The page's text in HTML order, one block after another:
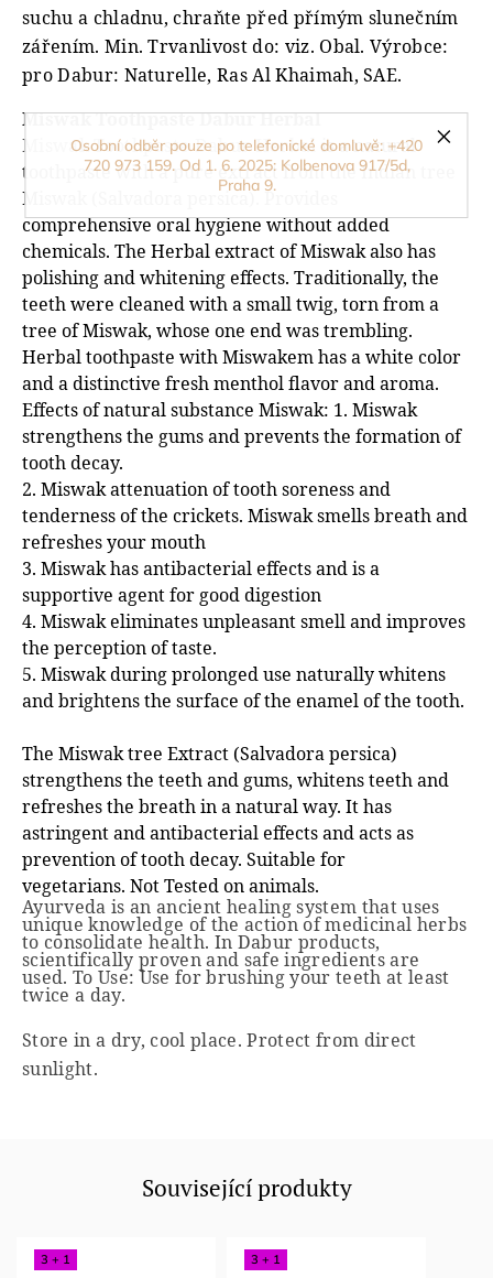
Osobní odběr pouze po telefonické domluvě: +420
720 973 159. Od 1. 6. 2025: Kolbenova 917/5d,
Praha 9.
suchu a chladnu, chraňte před přímým slunečním
zářením. Min. Trvanlivost do: viz. Obal. Výrobce:
pro Dabur: Naturelle, Ras Al Khaimah, SAE.
Miswak Toothpaste Dabur Herbal
Miswak Toothpaste Dabur Herbalis a natural
toothpaste with a pure extract from the Indian tree
Miswak (Salvadora persica). Provides
comprehensive oral hygiene without added
chemicals. The Herbal extract of Miswak also has
polishing and whitening effects. Traditionally, the
teeth were cleaned with a small twig, torn from a
tree of Miswak, whose one end was trembling.
Herbal toothpaste with Miswakem has a white color
and a distinctive fresh menthol flavor and aroma.
Effects of natural substance Miswak: 1. Miswak
strengthens the gums and prevents the formation of
tooth decay.
2. Miswak attenuation of tooth soreness and
tenderness of the crickets. Miswak smells breath and
refreshes your mouth
3. Miswak has antibacterial effects and is a
supportive agent for good digestion
4. Miswak eliminates unpleasant smell and improves
the perception of taste.
5. Miswak during prolonged use naturally whitens
and brightens the surface of the enamel of the tooth.
The Miswak tree Extract (Salvadora persica)
strengthens the teeth and gums, whitens teeth and
refreshes the breath in a natural way. It has
astringent and antibacterial effects and acts as
prevention of tooth decay. Suitable for
vegetarians. Not Tested on animals.
Ayurveda is an ancient healing system that uses
unique knowledge of the action of medicinal herbs
to consolidate health. In Dabur products,
scientifically proven and safe ingredients are
used. To Use: Use for brushing your teeth at least
twice a day.
Store in a dry, cool place. Protect from direct
sunlight.
Související produkty
3 + 1 3 + 1